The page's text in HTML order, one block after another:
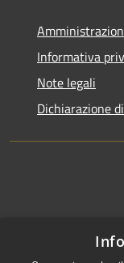
Informativa
Note legali
Dichiarazione